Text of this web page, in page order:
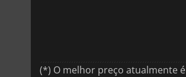
(*) O melhor preço atualmente é